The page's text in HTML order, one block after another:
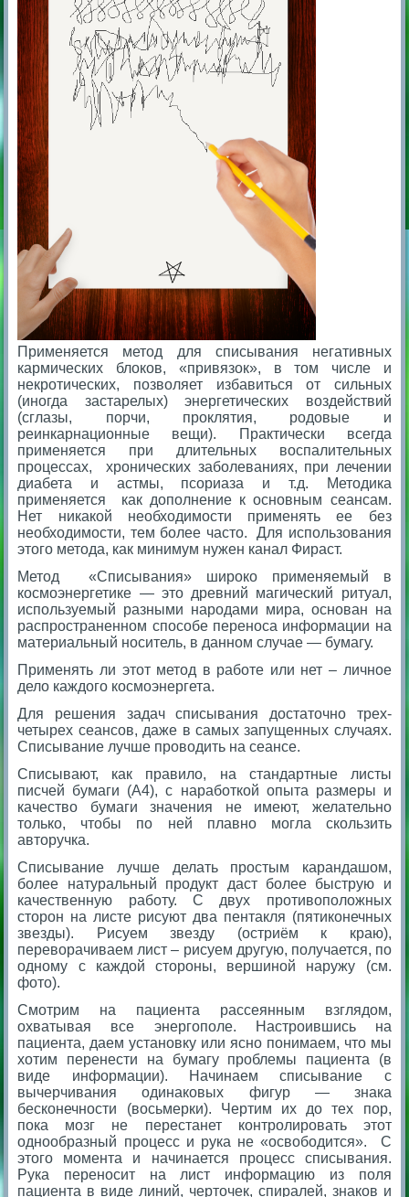
Применяется метод для списывания негативных
кармических блоков, «привязок», в том числе и
некротических, позволяет избавиться от сильных
(иногда застарелых) энергетических воздействий
(сглазы, порчи, проклятия, родовые и
реинкарнационные вещи). Практически всегда
применяется при длительных воспалительных
процессах, хронических заболеваниях, при лечении
диабета и астмы, псориаза и т.д. Методика
применяется как дополнение к основным сеансам.
Нет никакой необходимости применять ее без
необходимости, тем более часто. Для использования
этого метода, как минимум нужен канал Фираст.
Метод «Списывания» широко применяемый в
космоэнергетике — это древний магический ритуал,
используемый разными народами мира, основан на
распространенном способе переноса информации на
материальный носитель, в данном случае — бумагу.
Применять ли этот метод в работе или нет – личное
дело каждого космоэнергета.
Для решения задач списывания достаточно трех-
четырех сеансов, даже в самых запущенных случаях.
Списывание лучше проводить на сеансе.
Списывают, как правило, на стандартные листы
писчей бумаги (А4), с наработкой опыта размеры и
качество бумаги значения не имеют, желательно
только, чтобы по ней плавно могла скользить
авторучка.
Списывание лучше делать простым карандашом,
более натуральный продукт даст более быструю и
качественную работу. С двух противоположных
сторон на листе рисуют два пентакля (пятиконечных
звезды). Рисуем звезду (остриём к краю),
переворачиваем лист – рисуем другую, получается, по
одному с каждой стороны, вершиной наружу (см.
фото).
Смотрим на пациента рассеянным взглядом,
охватывая все энергополе. Настроившись на
пациента, даем установку или ясно понимаем, что мы
хотим перенести на бумагу проблемы пациента (в
виде информации). Начинаем списывание с
вычерчивания одинаковых фигур — знака
бесконечности (восьмерки). Чертим их до тех пор,
пока мозг не перестанет контролировать этот
однообразный процесс и рука не «освободится». С
этого момента и начинается процесс списывания.
Рука переносит на лист информацию из поля
пациента в виде линий, черточек, спиралей, знаков и